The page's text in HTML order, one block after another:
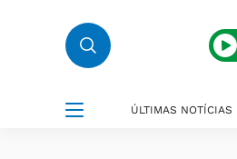
ÚLTIMAS NOTÍCIAS